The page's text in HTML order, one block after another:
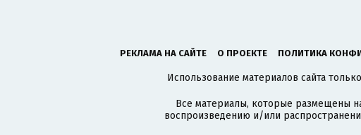
РЕКЛАМА НА САЙТЕ О ПРОЕКТЕ ПОЛИТИКА
Использование материалов сайта
Все материалы, которые размещены
воспроизведению и/или